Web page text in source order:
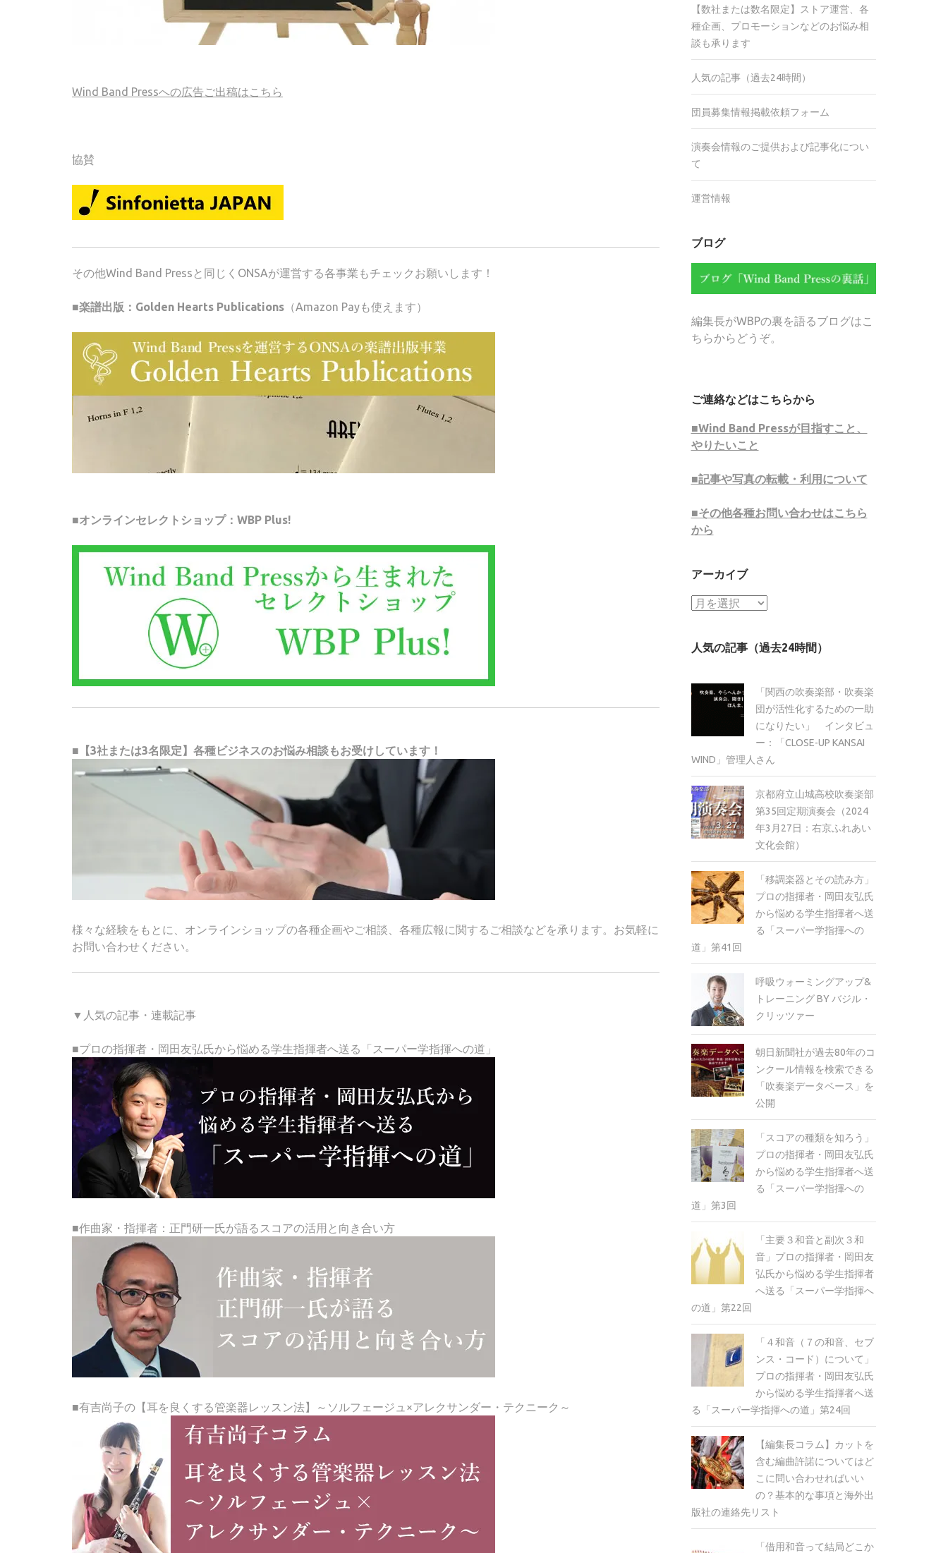
Wind Band Pressへの広告ご出稿はこちら
協賛
その他Wind Band Pressと同じくONSAが運営する各事業もチェックお願いします！
■楽譜出版：Golden Hearts Publications （Amazon Payも使えます）
■オンラインセレクトショップ：WBP Plus!
■【3社または3名限定】各種ビジネスのお悩み相談もお受けしています！
様々な経験をもとに、オンラインショップの各種企画やご相談、各種広報に関するご相談などを承ります。お気軽に
お問い合わせください。
▼人気の記事・連載記事
■プロの指揮者・岡田友弘氏から悩める学生指揮者へ送る「スーパー学指揮への道」
■作曲家・指揮者：正門研一氏が語るスコアの活用と向き合い方
■有吉尚子の【耳を良くする管楽器レッスン法】～ソルフェージュ×アレクサンダー・テクニーク～
【数社または数名限定】ストア運営、各
種企画、プロモーションなどのお悩み相
談も承ります
人気の記事（過去24時間）
団員募集情報掲載依頼フォーム
演奏会情報のご提供および記事化につい
て
運営情報
ブログ
編集長がWBPの裏を語るブログはこ
ちらからどうぞ。
ご連絡などはこちらから
■Wind Band Pressが目指すこと、
やりたいこと
■記事や写真の転載・利用について
■その他各種お問い合わせはこちら
から
アーカイブ
ア
イ
人気の記事（過去24時間）
「関西の吹奏楽部・吹奏楽
団が活性化するための一助
になりたい」 インタビュ
ー：「CLOSE-UP KANSAI
WIND」管理人さん
京都府立山城高校吹奏楽部
第35回定期演奏会（2024
年3月27日：右京ふれあい
文化会館）
「移調楽器とその読み方」
プロの指揮者・岡田友弘氏
から悩める学生指揮者へ送
る「スーパー学指揮への
道」第41回
呼吸ウォーミングアップ&
トレーニング BY バジル・
クリッツァー
朝日新聞社が過去80年のコ
ンクール情報を検索できる
「吹奏楽データベース」を
公開
「スコアの種類を知ろう」
プロの指揮者・岡田友弘氏
から悩める学生指揮者へ送
る「スーパー学指揮への
道」第3回
「主要３和音と副次３和
音」プロの指揮者・岡田友
弘氏から悩める学生指揮者
へ送る「スーパー学指揮へ
の道」第22回
「４和音（７の和音、セブ
ンス・コード）について」
プロの指揮者・岡田友弘氏
から悩める学生指揮者へ送
る「スーパー学指揮への道」第24回
【編集長コラム】カットを
含む編曲許諾についてはど
こに問い合わせればいい
の？基本的な事項と海外出
版社の連絡先リスト
「借用和音って結局どこか